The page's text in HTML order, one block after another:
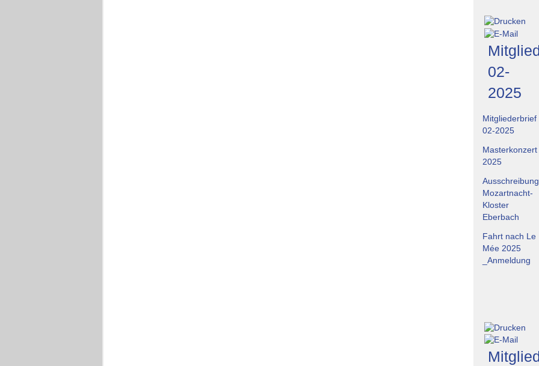
02-
2025
Mitgliederbrief
02-2025
Masterkonzert
2025
Ausschreibung
Mozartnacht-
Kloster
Eberbach
Fahrt nach Le
Mée 2025
_Anmeldung